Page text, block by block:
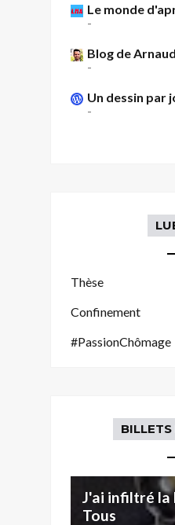
Le monde
-
Blog de
-
Un dessin par
-
Thèse
Confinement
#PassionChômage
BILLETS
J'ai infiltré la
Tous